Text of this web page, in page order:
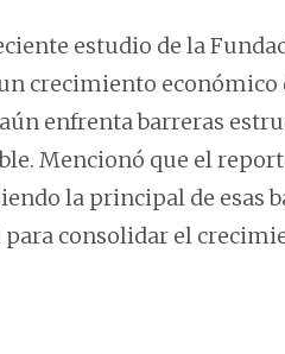
estudio de la
crecimiento económico
enfrenta barreras
Mencionó que el
la principal de esas
consolidar el